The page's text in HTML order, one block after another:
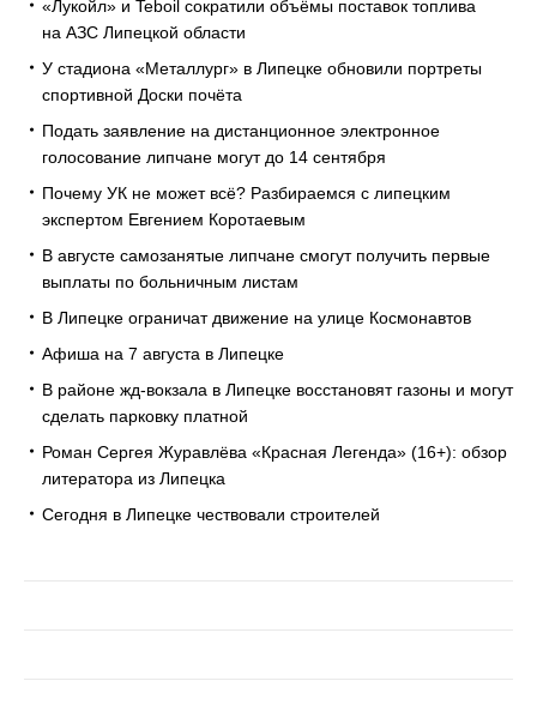
«Лукойл» и Teboil сократили объёмы поставок топлива
на АЗС Липецкой области
У стадиона «Металлург» в Липецке обновили портреты
спортивной Доски почёта
Подать заявление на дистанционное электронное
голосование липчане могут до 14 сентября
Почему УК не может всё? Разбираемся с липецким
экспертом Евгением Коротаевым
В августе самозанятые липчане смогут получить первые
выплаты по больничным листам
В Липецке ограничат движение на улице Космонавтов
Афиша на 7 августа в Липецке
В районе жд-вокзала в Липецке восстановят газоны и могут
сделать парковку платной
Роман Сергея Журавлёва «Красная Легенда» (16+): обзор
литератора из Липецка
Сегодня в Липецке чествовали строителей